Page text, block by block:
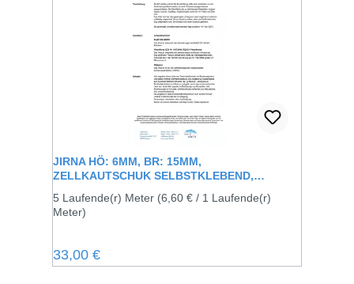
JIRNA HÖ: 6MM, BR: 15MM,
ZELLKAUTSCHUK SELBSTKLEBEND,
5 Laufende(r) Meter (6,60 € / 1 Laufende(r)
Meter)
Regulärer Preis:
33,00 €